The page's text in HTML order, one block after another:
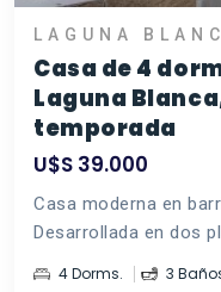
LAGUNA
Casa de 4
Laguna
temporada
U$S 39.000
Casa moderna en
Desarrollada en dos
4 Dorms. 3